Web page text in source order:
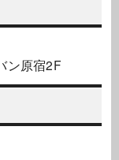
ン原宿2F